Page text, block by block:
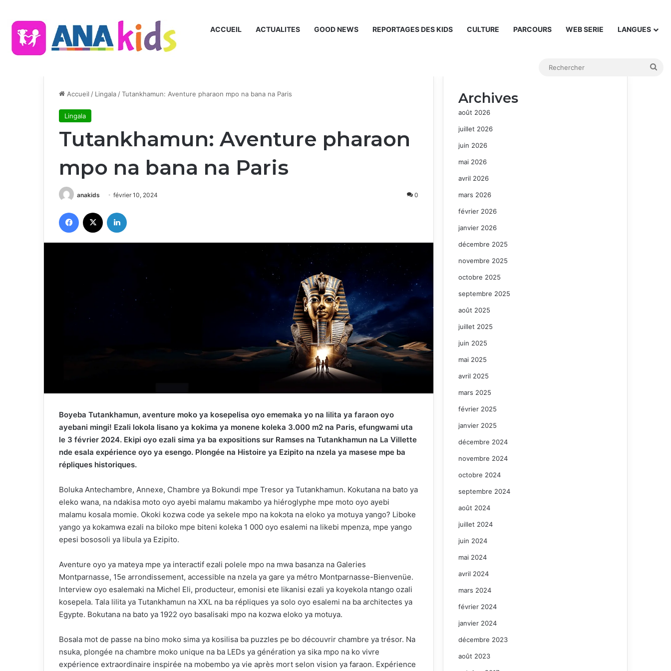
ACCUEIL ACTUALITES GOOD NEWS REPORTAGES DES KIDS CULTURE PARCOURS WEB SERIE LANGUES
Accueil / Lingala /Tutankhamun: Aventure pharaon mpo na bana na Paris
Lingala
Tutankhamun: Aventure pharaon
mpo na bana na Paris
anakids février 10, 2024 0
Facebook
Boyeba Tutankhamun, aventure moko ya kosepelisa oyo ememaka yo na lilita ya faraon oyo
ayebani mingi! Ezali lokola lisano ya kokima ya monene koleka 3.000 m2 na Paris, efungwami uta
le 3 février 2024. Ekipi oyo ezali sima ya ba expositions sur Ramses na Tutankhamun na La Villette
nde esala expérience oyo ya esengo. Plongée na Histoire ya Ezipito na nzela ya masese mpe ba
répliques historiques.
Boluka Antechambre, Annexe, Chambre ya Bokundi mpe Tresor ya Tutankhamun. Kokutana na bato ya
eleko wana, na ndakisa moto oyo ayebi malamu makambo ya hiéroglyphe mpe moto oyo ayebi
malamu kosala momie. Okoki kozwa code ya sekele mpo na kokɔta na eloko ya motuya yango? Liboke
yango ya kokamwa ezali na biloko mpe biteni koleka 1 000 oyo esalemi na likebi mpenza, mpe yango
epesi bososoli ya libula ya Ezipito.
Aventure oyo ya mateya mpe ya interactif ezali polele mpo na mwa basanza na Galeries
Montparnasse, 15e arrondissement, accessible na nzela ya gare ya métro Montparnasse-Bienvenüe.
Interview oyo esalemaki na Michel Eli, producteur, emonisi ete likanisi ezali ya koyekola ntango ozali
kosepela. Tala lilita ya Tutankhamun na XXL na ba répliques ya solo oyo esalemi na ba architectes ya
Egypte. Bokutana na bato ya 1922 oyo basalisaki mpo na kozwa eloko ya motuya.
Bosala mot de passe na bino moko sima ya kosilisa ba puzzles pe bo découvrir chambre ya trésor. Na
nsuka, plongée na chambre moko unique na ba LEDs ya génération ya sika mpo na ko vivre
expérience extraordinaire inspirée na mobembo ya vie après mort selon vision ya faraon. Expérience
Archives
août 2026
juillet 2026
juin 2026
mai 2026
avril 2026
mars 2026
février 2026
janvier 2026
décembre 2025
novembre 2025
octobre 2025
septembre 2025
août 2025
juillet 2025
juin 2025
mai 2025
avril 2025
mars 2025
février 2025
janvier 2025
décembre 2024
novembre 2024
octobre 2024
septembre 2024
août 2024
juillet 2024
juin 2024
mai 2024
avril 2024
mars 2024
février 2024
janvier 2024
décembre 2023
août 2023